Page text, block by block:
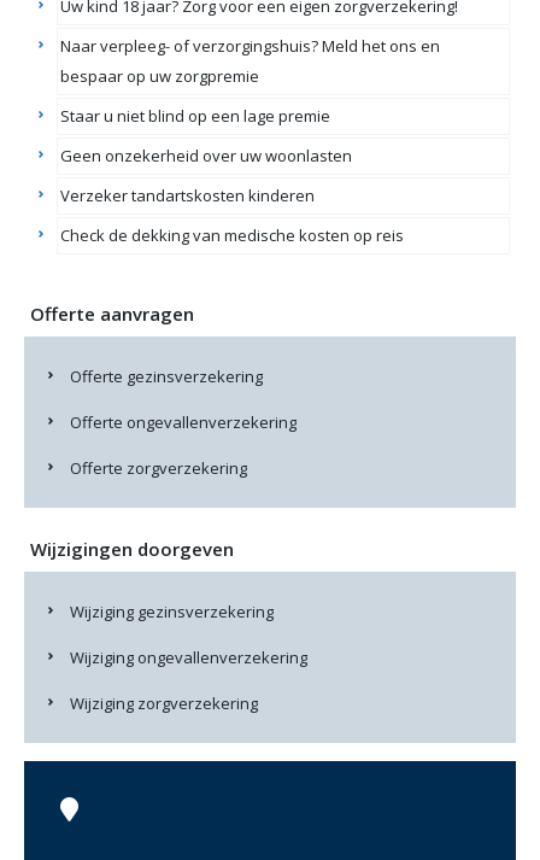
Uw kind 18 jaar? Zorg voor een eigen zorgverzekering!
Naar verpleeg- of verzorgingshuis? Meld het ons en
bespaar op uw zorgpremie
Staar u niet blind op een lage premie
Geen onzekerheid over uw woonlasten
Verzeker tandartskosten kinderen
Check de dekking van medische kosten op reis
Offerte aanvragen
Offerte gezinsverzekering
Offerte ongevallenverzekering
Offerte zorgverzekering
Wijzigingen doorgeven
Wijziging gezinsverzekering
Wijziging ongevallenverzekering
Wijziging zorgverzekering